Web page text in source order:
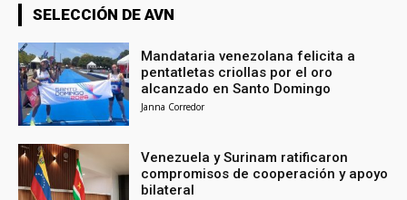
SELECCIÓN DE AVN
Mandataria venezolana felicita a
pentatletas criollas por el oro
alcanzado en Santo Domingo
Janna Corredor
Venezuela y Surinam ratificaron
compromisos de cooperación y apoyo
bilateral